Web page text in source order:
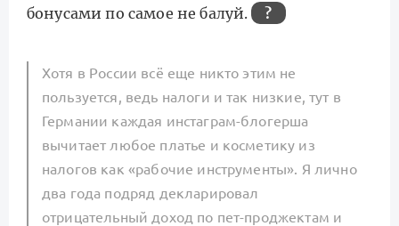
бонусами по самое не балуй.
?
Хотя в России всё еще никто этим не
пользуется, ведь налоги и так низкие, тут в
Германии каждая инстаграм-блогерша
вычитает любое платье и косметику из
налогов как «рабочие инструменты». Я лично
два года подряд декларировал
отрицательный доход по пет-проджектам и